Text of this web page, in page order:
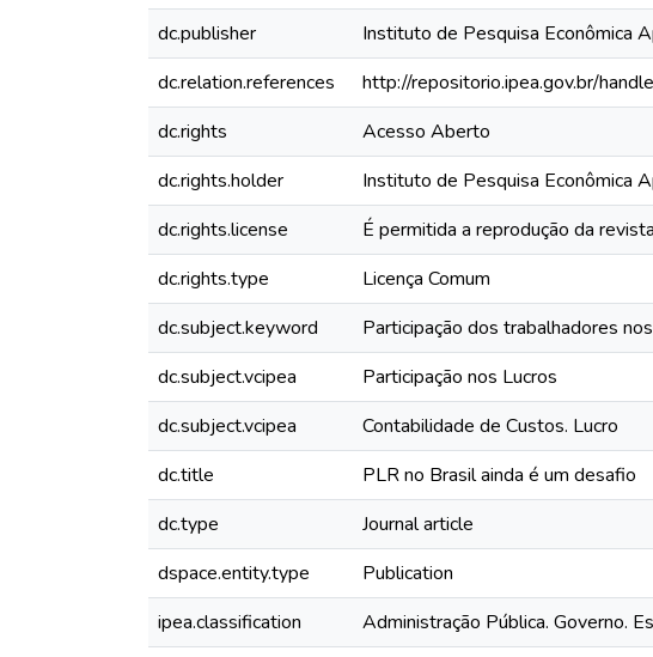
dc.publisher
Instituto de Pesquisa Econômica
dc.relation.references
http://repositorio.ipea.gov.br/
dc.rights
Acesso Aberto
dc.rights.holder
Instituto de Pesquisa Econômica
dc.rights.license
É permitida a reprodução da
dc.rights.type
Licença Comum
dc.subject.keyword
Participação dos trabalhadores
dc.subject.vcipea
Participação nos Lucros
dc.subject.vcipea
Contabilidade de Custos. Lucro
dc.title
PLR no Brasil ainda é um desafio
dc.type
Journal article
dspace.entity.type
Publication
ipea.classification
Administração Pública. Governo.